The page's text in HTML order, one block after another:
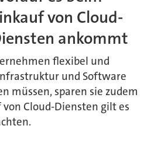
von Cloud-
ankommt
flexibel und
und Software
müssen, sparen sie zudem
Cloud-Diensten gilt es